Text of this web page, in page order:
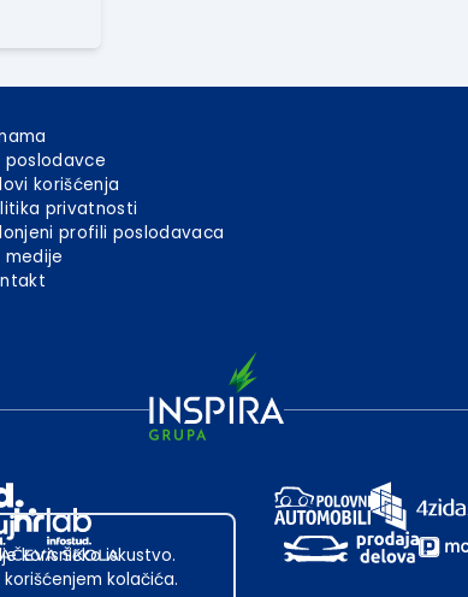
poslodavce
korišćenja
privatnosti
profili poslodavaca
medije
korisničko iskustvo.
kolačića.